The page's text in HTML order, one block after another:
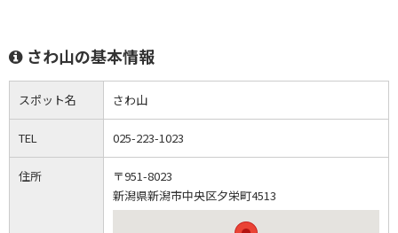
さわ山の基本情報
スポット名 さわ山
TEL 025-223-1023
住所
〒951-8023
新潟県新潟市中央区夕栄町4513